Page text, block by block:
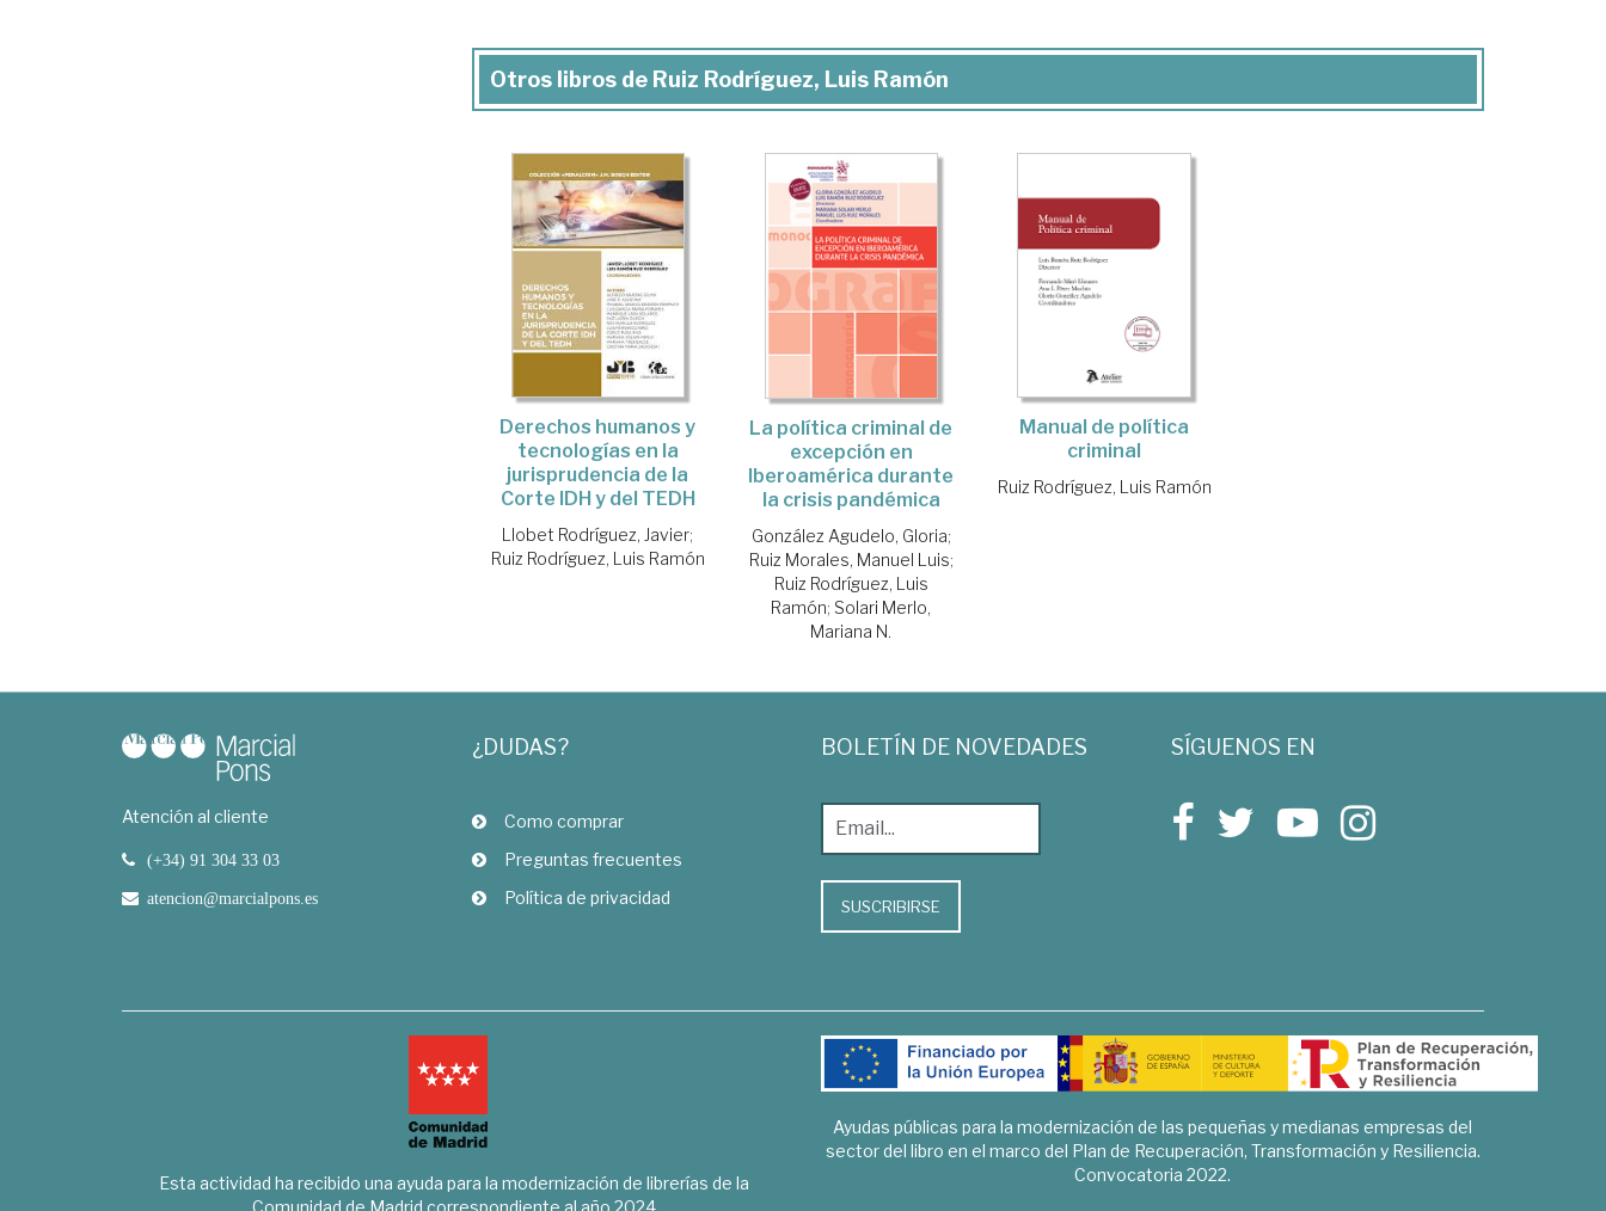
Otros libros de Ruiz Rodríguez, Luis Ramón
Derechos humanos y
tecnologías en la
jurisprudencia de la
Corte IDH y del TEDH
Llobet Rodríguez, Javier;
Ruiz Rodríguez, Luis Ramón
La política criminal de
excepción en
Iberoamérica durante
la crisis pandémica
González Agudelo, Gloria;
Ruiz Morales, Manuel Luis;
Ruiz Rodríguez, Luis
Ramón; Solari Merlo,
Mariana N.
Manual de política
criminal
Ruiz Rodríguez, Luis Ramón
Atención al cliente
(+34) 91 304 33 03
atencion@marcialpons.es
¿DUDAS?
Como comprar
Preguntas frecuentes
Política de privacidad
BOLETÍN DE NOVEDADES
SUSCRIBIRSE
SÍGUENOS EN
Esta actividad ha recibido una ayuda para la modernización de librerías de la
Comunidad de Madrid correspondiente al año 2024
Ayudas públicas para la modernización de las pequeñas y medianas empresas del
sector del libro en el marco del Plan de Recuperación, Transformación y Resiliencia.
Convocatoria 2022.